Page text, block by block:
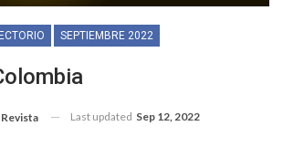
SEPTIEMBRE 2022
Revista Last updated Sep 12, 2022